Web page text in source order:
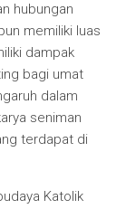
hubungan
memiliki luas
dampak
bagi umat
dalam
seniman
terdapat di
Katolik